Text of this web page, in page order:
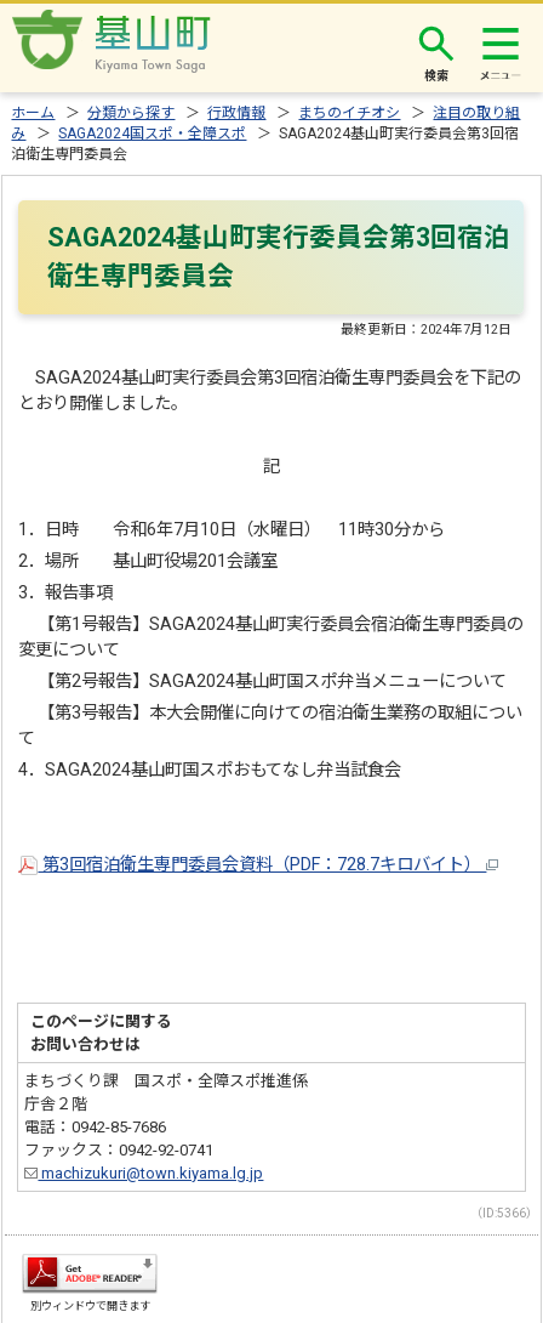
検索
ホーム ＞分類から探す ＞行政情報 ＞ まちのイチオシ ＞注目の取り組
み
＞SAGA2024国スポ・全障スポ
＞ SAGA2024基山町実行委員会第3回宿
泊衛生専門委員会
SAGA2024基山町実行委員会第3回宿泊
衛生専門委員会
最終更新日：2024年7月12日
SAGA2024基山町実行委員会第3回宿泊衛生専門委員会を下記の
とおり開催しました。
記
1．日時 令和6年7月10日（水曜日） 11時30分から
2．場所 基山町役場201会議室
3．報告事項
【第1号報告】SAGA2024基山町実行委員会宿泊衛生専門委員の
変更について
【第2号報告】SAGA2024基山町国スポ弁当メニューについて
【第3号報告】本大会開催に向けての宿泊衛生業務の取組につい
て
4．SAGA2024基山町国スポおもてなし弁当試食会
第3回宿泊衛生専門委員会資料（PDF：728.7キロバイト）
このページに関する
お問い合わせは
まちづくり課 国スポ・全障スポ推進係
庁舎２階
電話：0942-85-7686
ファックス：0942-92-0741
machizukuri@town.kiyama.lg.jp
（ID:5366）
別ウィンドウで開きます